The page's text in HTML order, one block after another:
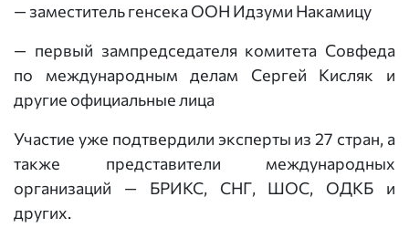
— заместитель генсека ООН Идзуми Накамицу
— первый зампредседателя комитета Совфеда
по международным делам Сергей Кисляк и
другие официальные лица
Участие уже подтвердили эксперты из 27 стран, а
также представители международных
организаций — БРИКС, СНГ, ШОС, ОДКБ и
других.